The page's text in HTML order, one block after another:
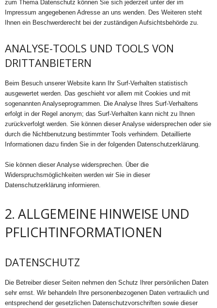
zum Thema Datenschutz können Sie sich jederzeit unter der im
Impressum angegebenen Adresse an uns wenden. Des Weiteren steht
Ihnen ein Beschwerderecht bei der zuständigen Aufsichtsbehörde zu.
ANALYSE-TOOLS UND TOOLS VON
DRITTANBIETERN
Beim Besuch unserer Website kann Ihr Surf-Verhalten statistisch
ausgewertet werden. Das geschieht vor allem mit Cookies und mit
sogenannten Analyseprogrammen. Die Analyse Ihres Surf-Verhaltens
erfolgt in der Regel anonym; das Surf-Verhalten kann nicht zu Ihnen
zurückverfolgt werden. Sie können dieser Analyse widersprechen oder sie
durch die Nichtbenutzung bestimmter Tools verhindern. Detaillierte
Informationen dazu finden Sie in der folgenden Datenschutzerklärung.
Sie können dieser Analyse widersprechen. Über die
Widerspruchsmöglichkeiten werden wir Sie in dieser
Datenschutzerklärung informieren.
2. ALLGEMEINE HINWEISE UND
PFLICHTINFORMATIONEN
DATENSCHUTZ
Die Betreiber dieser Seiten nehmen den Schutz Ihrer persönlichen Daten
sehr ernst. Wir behandeln Ihre personenbezogenen Daten vertraulich und
entsprechend der gesetzlichen Datenschutzvorschriften sowie dieser